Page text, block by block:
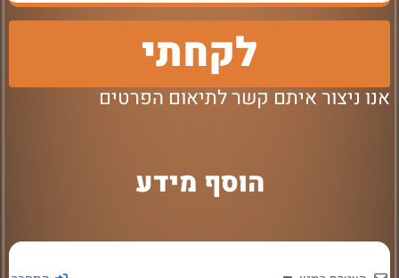
לקחתי
אנו ניצור איתם קשר לתיאום הפרטים
הוסף מידע